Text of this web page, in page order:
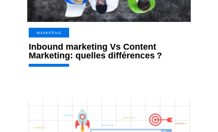
MARKETING
Inbound marketing Vs Content
Marketing: quelles différences ?